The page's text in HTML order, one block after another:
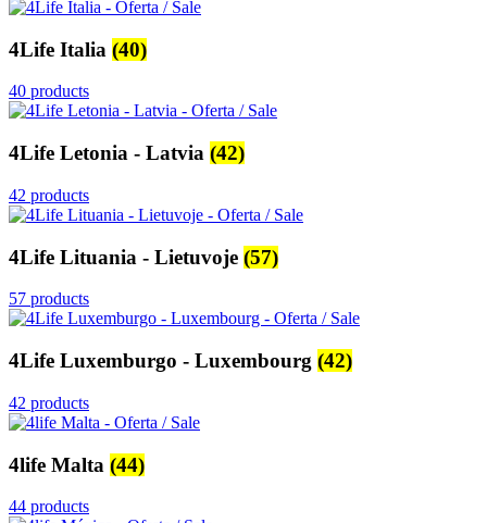
4Life Italia (40)
40 products
4Life Letonia - Latvia (42)
42 products
4Life Lituania - Lietuvoje (57)
57 products
4Life Luxemburgo - Luxembourg (42)
42 products
4life Malta (44)
44 products